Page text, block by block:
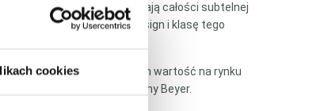
cookies
indeksami, które nadają całości subtelnej
podkreślają spójny design i klasę tego
marki, co sprawia, że ich wartość na rynku
Patek Philippe i firmy Beyer.